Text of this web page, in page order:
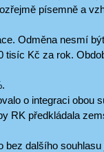
písemně a
Odměna nesmí
tisíc Kč za rok.
o integraci obou
RK předkládala
dalšího souhlasu